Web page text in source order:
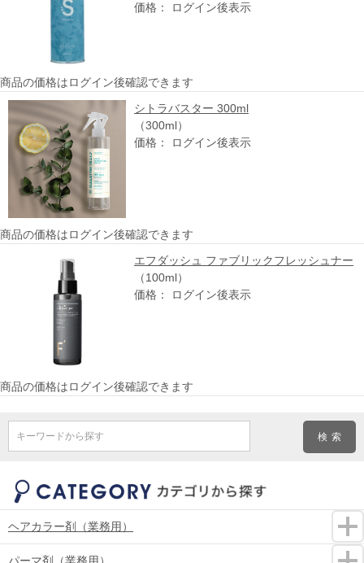
価格： ログイン後表示
商品の価格はログイン後確認できます
シトラバスター 300ml
（300ml）
価格： ログイン後表示
商品の価格はログイン後確認できます
エフダッシュ ファブリックフレッシュナー
（100ml）
価格： ログイン後表示
商品の価格はログイン後確認できます
キーワードから探す
ヘアカラー剤（業務用）